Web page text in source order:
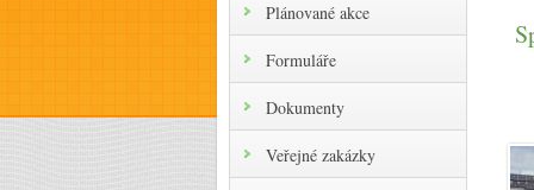
Plánované akce
Formuláře
Dokumenty
Veřejné zakázky